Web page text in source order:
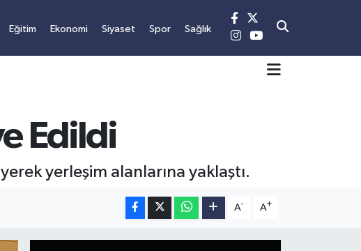
Eğitim Ekonomi Siyaset Spor Sağlık
Edildi
yerleşim alanlarına yaklaştı.
A- A+